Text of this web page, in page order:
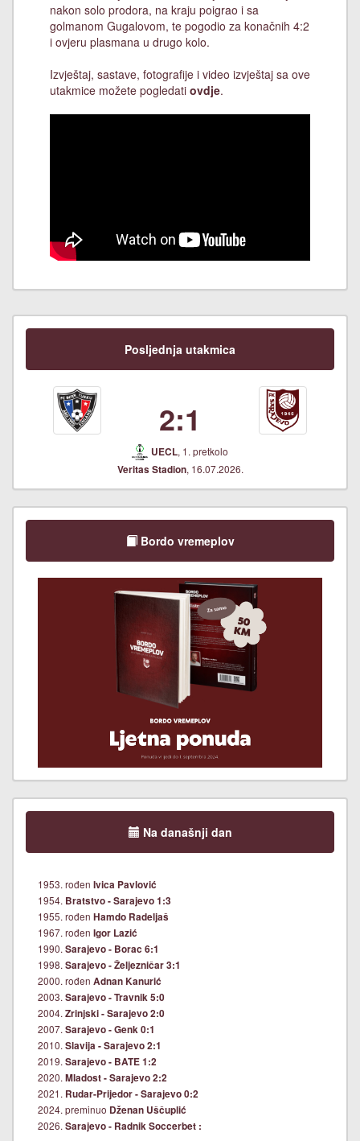
nakon solo prodora, na kraju poigrao i sa
golmanom Gugalovom, te pogodio za konačnih 4:2
i ovjeru plasmana u drugo kolo.
Izvještaj, sastave, fotografije i video izvještaj sa ove
utakmice možete pogledati ovdje.
Posljednja utakmica
2:1
UECL, 1. pretkolo
Veritas Stadion, 16.07.2026.
Bordo vremeplov
Na današnji dan
1953. rođen Ivica Pavlović
1954. Bratstvo - Sarajevo 1:3
1955. rođen Hamdo Radeljaš
1967. rođen Igor Lazić
1990.Sarajevo - Borac 6:1
1998.Sarajevo - Željezničar 3:1
2000. rođen Adnan Kanurić
2003.Sarajevo - Travnik 5:0
2004.Zrinjski - Sarajevo 2:0
2007.Sarajevo - Genk 0:1
2010.Slavija - Sarajevo 2:1
2019.Sarajevo - BATE 1:2
2020.Mladost - Sarajevo 2:2
2021. Rudar-Prijedor - Sarajevo 0:2
2024. preminuo Dženan Uščuplić
2026.Sarajevo - Radnik Soccerbet :